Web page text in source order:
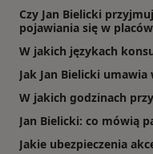
Czy Jan Bielicki
pojawiania się w
W jakich językach
Jak Jan Bielicki umawia
W jakich godzinach
Jan Bielicki: co mówią
Jakie ubezpieczenia